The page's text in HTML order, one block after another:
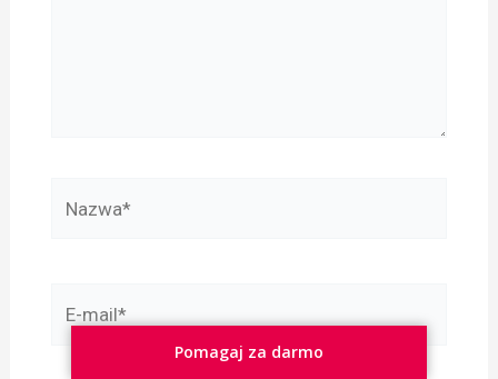
mail*
Pomagaj za darmo